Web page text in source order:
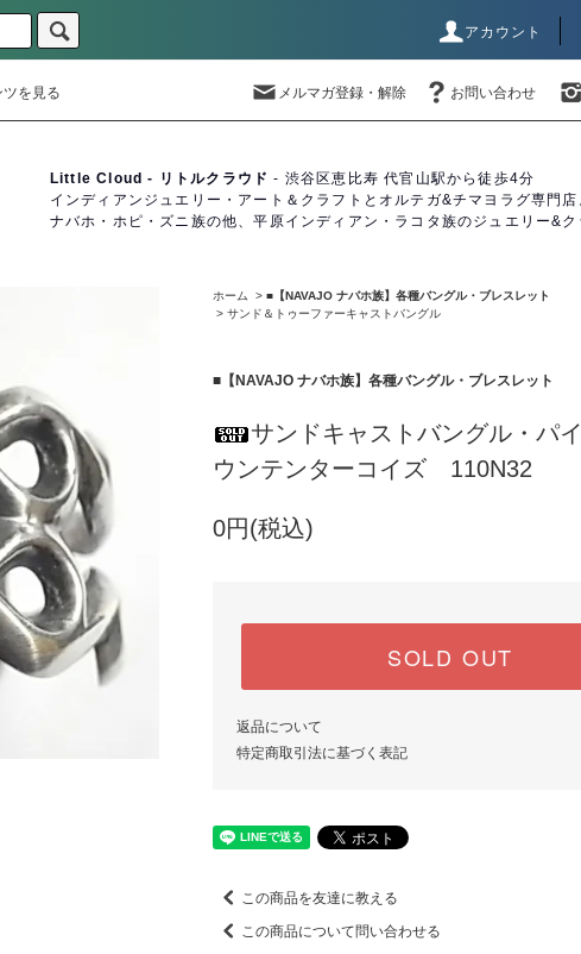
アカウント
ツを見る メルマガ登録・解除 お問い合わせ
Little Cloud - リトルクラウド - 渋谷区恵比寿 代官山駅から徒歩4分
インディアンジュエリー・アート＆クラフトとオルテガ&チマヨラグ専門店
ナバホ・ホピ・ズニ族の他、平原インディアン・ラコタ族のジュエリー&ク
ホーム > ■【NAVAJO ナバホ族】各種バングル・ブレスレット
> サンド＆トゥーファーキャストバングル
■【NAVAJO ナバホ族】各種バングル・ブレスレット
サンドキャストバングル・パ
ウンテンターコイズ 110N32
0円(税込)
SOLD OUT
返品について
特定商取引法に基づく表記
この商品を友達に教える
この商品について問い合わせる